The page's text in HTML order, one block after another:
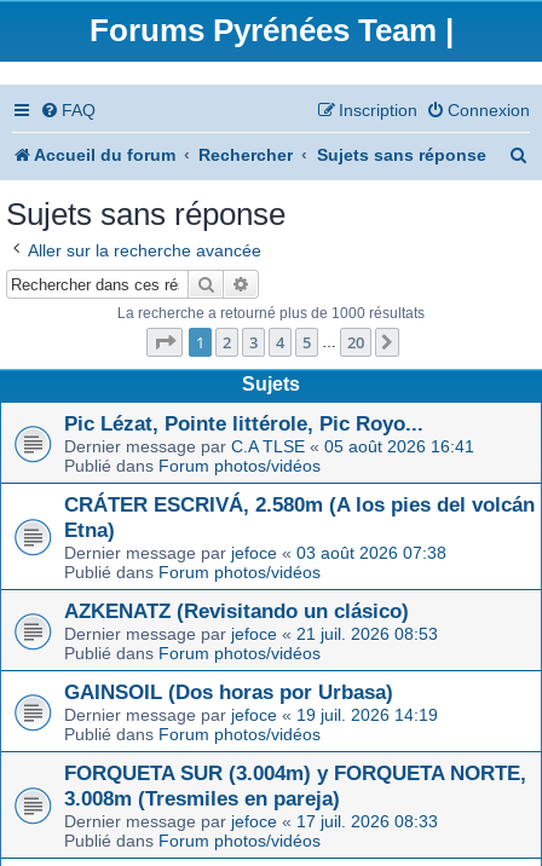
Forums Pyrénées Team |
FAQ Connexion
Inscription
Accueil du forum Rechercher Sujets sans réponse
Sujets sans réponse
Aller sur la recherche avancée
Rechercher
La recherche a retourné plus de 1000 résultats
Page 1sur20
1 2 3 4 5 … 20
Sujets
Pic Lézat, Pointe littérole, Pic Royo...
Dernier message par C.A TLSE « 05 août 2026 16:41
Publié dans Forum photos/vidéos
CRÁTER ESCRIVÁ, 2.580m (A los pies del volcán
Etna)
Dernier message par jefoce « 03 août 2026 07:38
Publié dans Forum photos/vidéos
AZKENATZ (Revisitando un clásico)
Dernier message par jefoce « 21 juil. 2026 08:53
Publié dans Forum photos/vidéos
GAINSOIL (Dos horas por Urbasa)
Dernier message par jefoce « 19 juil. 2026 14:19
Publié dans Forum photos/vidéos
FORQUETA SUR (3.004m) y FORQUETA NORTE,
3.008m (Tresmiles en pareja)
Dernier message par jefoce « 17 juil. 2026 08:33
Publié dans Forum photos/vidéos